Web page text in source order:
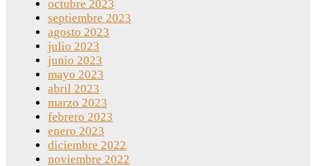
octubre 2023
septiembre 2023
agosto 2023
julio 2023
junio 2023
mayo 2023
abril 2023
marzo 2023
febrero 2023
enero 2023
diciembre 2022
noviembre 2022